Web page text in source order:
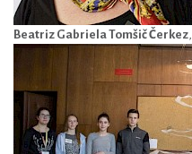
Beatriz Gabriela Tomšič Čerkez,